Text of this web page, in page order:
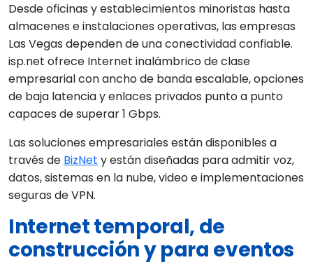
Desde oficinas y establecimientos minoristas hasta
almacenes e instalaciones operativas, las empresas
Las Vegas dependen de una conectividad confiable.
isp.net ofrece Internet inalámbrico de clase
empresarial con ancho de banda escalable, opciones
de baja latencia y enlaces privados punto a punto
capaces de superar 1 Gbps.
Las soluciones empresariales están disponibles a
través de BizNet y están diseñadas para admitir voz,
datos, sistemas en la nube, video e implementaciones
seguras de VPN.
Internet temporal, de
construcción y para eventos